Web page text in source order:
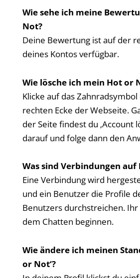
Wie sehe ich meine
Not?
Deine Bewertung ist auf der
deines Kontos verfügbar.
Wie lösche ich mein Hot or
Klicke auf das
rechten Ecke der Webseite.
der Seite findest du ‚Account
darauf und folge dann den
Was sind Verbindungen
Eine Verbindung wird
und ein Benutzer die Profile
Benutzers durchstreichen.
dem Chatten beginnen.
Wie ändere ich meinen
or Not‘?